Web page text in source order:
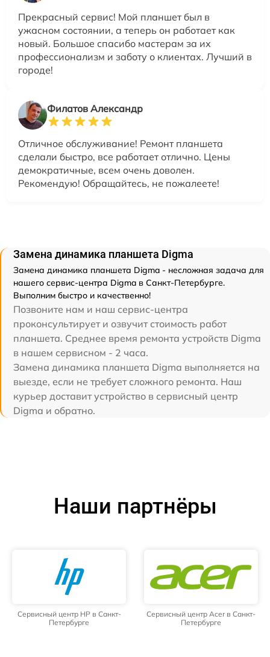
Прекрасный сервис! Мой планшет был в
ужасном состоянии, а теперь он работает как
новый. Большое спасибо мастерам за их
профессионализм и заботу о клиентах. Лучший в
городе!
Филатов Александр
Отличное обслуживание! Ремонт планшета
сделали быстро, все работает отлично. Цены
демократичные, всем очень доволен.
Рекомендую! Обращайтесь, не пожалеете!
Замена динамика планшета Digma
Замена динамика планшета Digma - несложная задача для
нашего сервис-центра Digma в Санкт-Петербурге.
Выполним быстро и качественно!
Позвоните нам и наш сервис-центра
проконсультирует и озвучит стоимость работ
планшета. Среднее время ремонта устройств Digma
в нашем сервисном - 2 часа.
Замена динамика планшета Digma выполняется на
выезде, если не требует сложного ремонта. Наш
курьер доставит устройство в сервисный центр
Digma и обратно.
Наши партнёры
Сервисный центр HP в Санкт-
Петербурге
Сервисный центр Acer в Санкт-
Петербурге